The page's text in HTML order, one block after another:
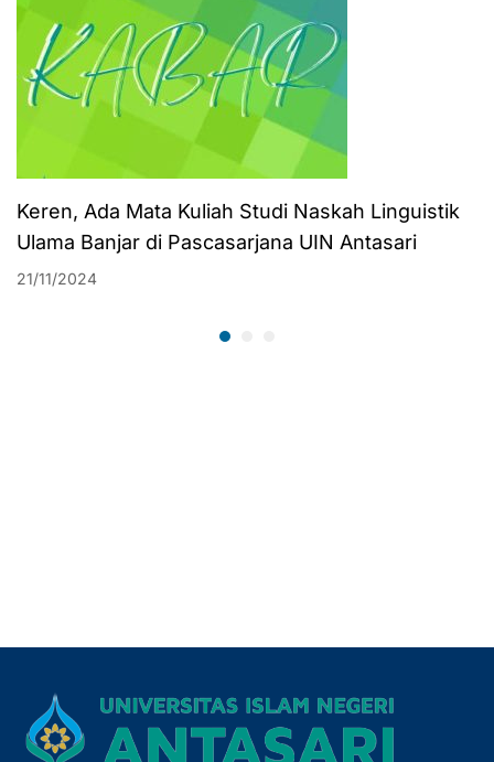
Keren, Ada Mata Kuliah Studi Naskah Linguistik
Ulama Banjar di Pascasarjana UIN Antasari
21/11/2024